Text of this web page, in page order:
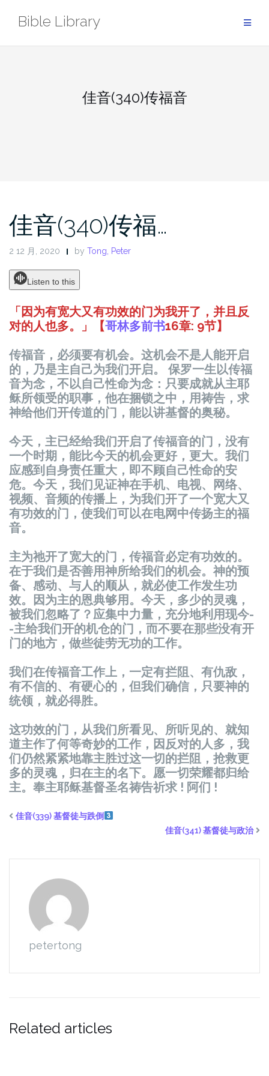
Bible Library
佳音(340)传福音
佳音(340)传福…
2 12 月, 2020 by Tong, Peter
Listen to this
「因为有宽大又有功效的门为我开了，并且反
对的人也多。」【哥林多前书16章: 9节】
传福音，必须要有机会。 这机会不是人能开启
的，乃是主自己为我们开启。 保罗一生以传福
音为念，不以自己性命为念：只要成就从主耶
稣所领受的职事，他在捆锁之中，用祷告，求
神给他们开传道的门，能以讲基督的奥秘。
今天，主已经给我们开启了传福音的门，没有
一个时期，能比今天的机会更好，更大。我们
应感到自身责任重大，即不顾自己性命的安
危。今天，我们见证神在手机、 电视、网络、
视频、音频的传播上， 为我们开了一个宽大又
有功效的门，使我们可以在电网中传扬主的福
音。
主为祂开了宽大的门， 传福音必定有功效的。
在于我们是否善用神所给我们的机会。神的预
备、感动、与人的顺从，就必使工作发生功
效。因为主的恩典够用。今天，多少的灵魂，
被我们忽略了？ 应集中力量，充分地利用现今-
-主给我们开的机仓的门，而不要在那些没有开
门的地方，做些徒劳无功的工作。
我们在传福音工作上，一定有拦阻、有仇敌 ，
有不信的、有硬心的，但我们确信，只要神的
统领 ，就必得胜。
这功效的门，从我们所看见、所听见的、就知
道主作了何等奇妙的工作，因反对的人多，我
们仍然紧紧地靠主胜过这一切的拦阻， 抢救更
多的灵魂， 归在主的名下。愿一切荣耀都归给
主。奉主耶稣基督圣名祷告祈求 ! 阿们 !
佳音(339) 基督徒与跌倒
佳音(341) 基督徒与政治
petertong
Related articles